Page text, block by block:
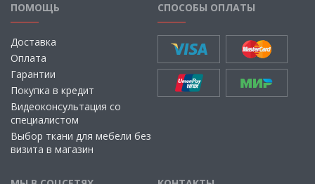
ПОМОЩЬ
Доставка
Оплата
Гарантии
Покупка в кредит
Видеоконсультация со
специалистом
Выбор ткани для мебели без
визита в магазин
СПОСОБЫ ОПЛАТЫ